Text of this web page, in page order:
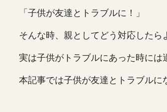
「子供が友達とトラブルに！」
そんな時、親としてどう対応したら
実は子供がトラブルにあった時には
本記事では子供が友達とトラブルに